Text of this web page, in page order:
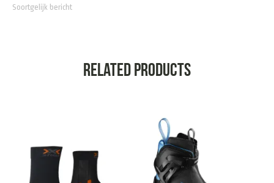
Soortgelijk bericht
Related products